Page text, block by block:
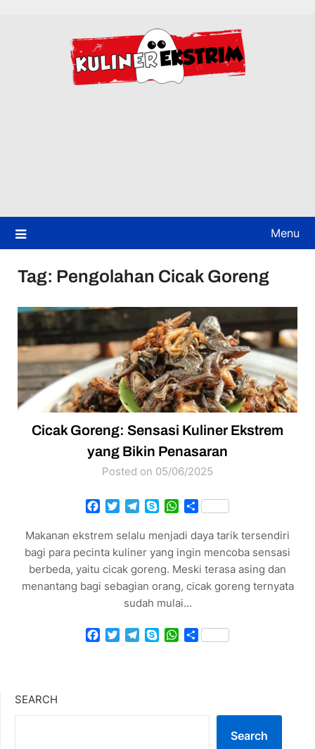
Menu
Tag: Pengolahan Cicak Goreng
Cicak Goreng: Sensasi Kuliner Ekstrem
yang Bikin Penasaran
Posted on 05/06/2025
Facebook
TwitterTelegram
SkypeWhatsApp
Share
Makanan ekstrem selalu menjadi daya tarik tersendiri
bagi para pecinta kuliner yang ingin mencoba sensasi
berbeda, yaitu cicak goreng. Meski terasa asing dan
menantang bagi sebagian orang, cicak goreng ternyata
sudah mulai…
Facebook
TwitterTelegram
SkypeWhatsApp
Share
SEARCH
Search